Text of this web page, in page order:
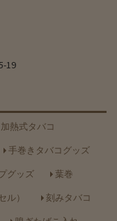
19
加熱式タバコ
手巻きタバコグッズ
グッズ
葉巻
ル）
刻みタバコ